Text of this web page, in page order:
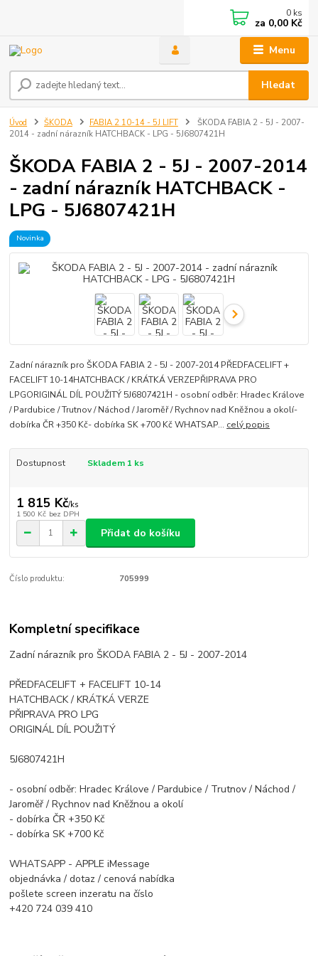
Menu
Hledat
0 ks
za 0,00 Kč
Úvod ŠKODA FABIA 2 10-14 - 5J LIFT
ŠKODA FABIA 2 - 5J - 2007-
2014 - zadní nárazník HATCHBACK - LPG - 5J6807421H
ŠKODA FABIA 2 - 5J - 2007-2014
- zadní nárazník HATCHBACK -
LPG - 5J6807421H
Novinka
Zadní nárazník pro ŠKODA FABIA 2 - 5J - 2007-2014 PŘEDFACELIFT +
FACELIFT 10-14HATCHBACK / KRÁTKÁ VERZEPŘIPRAVA PRO
LPGORIGINÁL DÍL POUŽITÝ 5J6807421H - osobní odběr: Hradec Králove
/ Pardubice / Trutnov / Náchod / Jaroměř / Rychnov nad Kněžnou a okolí-
dobírka ČR +350 Kč- dobírka SK +700 Kč WHATSAP... celý popis
Dostupnost Skladem 1 ks
1 815 Kč/ks
1 500 Kč bez DPH
Přidat do košíku
Číslo produktu: 705999
Kompletní specifikace
Zadní nárazník pro ŠKODA FABIA 2 - 5J - 2007-2014
PŘEDFACELIFT + FACELIFT 10-14
HATCHBACK / KRÁTKÁ VERZE
PŘIPRAVA PRO LPG
ORIGINÁL DÍL POUŽITÝ
5J6807421H
- osobní odběr: Hradec Králove / Pardubice / Trutnov / Náchod /
Jaroměř / Rychnov nad Kněžnou a okolí
- dobírka ČR +350 Kč
- dobírka SK +700 Kč
WHATSAPP - APPLE iMessage
objednávka / dotaz / cenová nabídka
pošlete screen inzeratu na číslo
+420 724 039 410